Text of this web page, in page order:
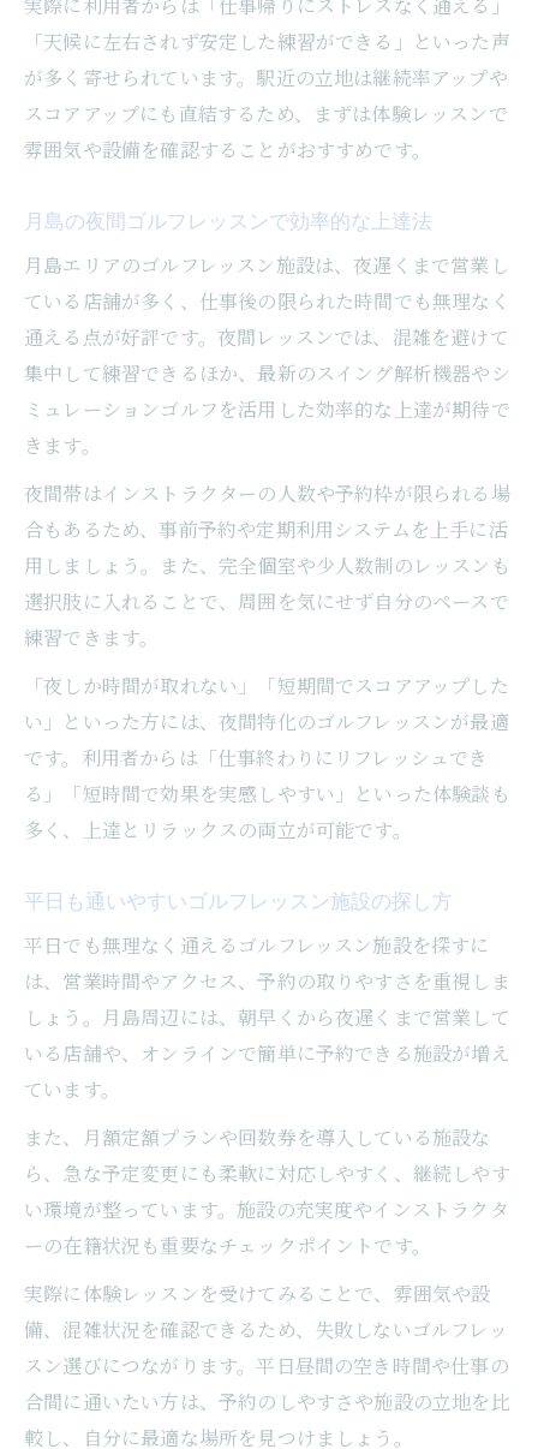
実際に利用者からは「仕事帰りにストレスなく通える」
「天候に左右されず安定した練習ができる」といった声
が多く寄せられています。駅近の立地は継続率アップや
スコアアップにも直結するため、まずは体験レッスンで
雰囲気や設備を確認することがおすすめです。
月島の夜間ゴルフレッスンで効率的な上達法
月島エリアのゴルフレッスン施設は、夜遅くまで営業し
ている店舗が多く、仕事後の限られた時間でも無理なく
通える点が好評です。夜間レッスンでは、混雑を避けて
集中して練習できるほか、最新のスイング解析機器やシ
ミュレーションゴルフを活用した効率的な上達が期待で
きます。
夜間帯はインストラクターの人数や予約枠が限られる場
合もあるため、事前予約や定期利用システムを上手に活
用しましょう。また、完全個室や少人数制のレッスンも
選択肢に入れることで、周囲を気にせず自分のペースで
練習できます。
「夜しか時間が取れない」「短期間でスコアアップした
い」といった方には、夜間特化のゴルフレッスンが最適
です。利用者からは「仕事終わりにリフレッシュでき
る」「短時間で効果を実感しやすい」といった体験談も
多く、上達とリラックスの両立が可能です。
平日も通いやすいゴルフレッスン施設の探し方
平日でも無理なく通えるゴルフレッスン施設を探すに
は、営業時間やアクセス、予約の取りやすさを重視しま
しょう。月島周辺には、朝早くから夜遅くまで営業して
いる店舗や、オンラインで簡単に予約できる施設が増え
ています。
また、月額定額プランや回数券を導入している施設な
ら、急な予定変更にも柔軟に対応しやすく、継続しやす
い環境が整っています。施設の充実度やインストラクタ
ーの在籍状況も重要なチェックポイントです。
実際に体験レッスンを受けてみることで、雰囲気や設
備、混雑状況を確認できるため、失敗しないゴルフレッ
スン選びにつながります。平日昼間の空き時間や仕事の
合間に通いたい方は、予約のしやすさや施設の立地を比
較し、自分に最適な場所を見つけましょう。